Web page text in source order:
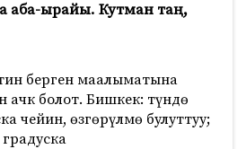
аба-ырайы. Кутман таң,
берген маалыматына
ачк болот. Бишкек: түндө
чейин, өзгөрүлмө булуттуу;
градуска